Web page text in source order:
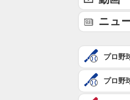
ニュ
プロ野
プロ野